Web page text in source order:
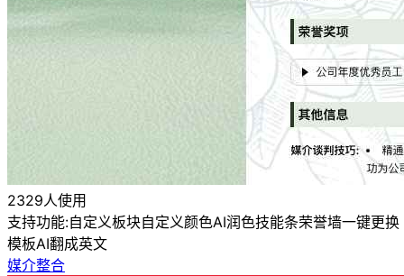
2329人使用
支持功能:自定义板块自定义颜色AI润色技能条荣誉墙一键更换
模板AI翻成英文
媒介整合